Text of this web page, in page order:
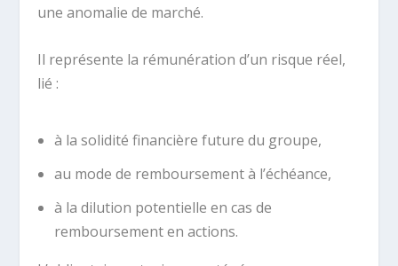
une anomalie de marché.
Il représente la rémunération d’un risque réel,
lié :
à la solidité financière future du groupe,
au mode de remboursement à l’échéance,
à la dilution potentielle en cas de
remboursement en actions.